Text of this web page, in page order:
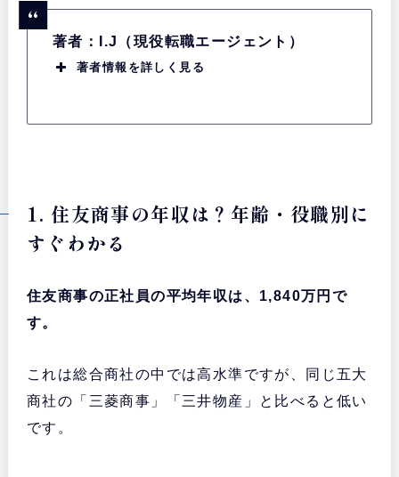
著者：I.J（現役転職エージェント）
著者情報を詳しく見る
1. 住友商事の年収は？年齢・役職別に
すぐわかる
住友商事の正社員の平均年収は、1,840万円で
す。
これは総合商社の中では高水準ですが、同じ五大
商社の「三菱商事」「三井物産」と比べると低い
です。